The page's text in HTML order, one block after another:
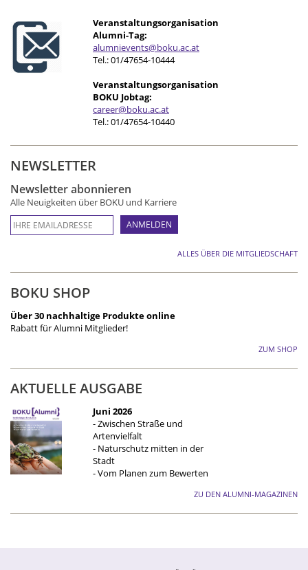
Veranstaltungsorganisation
Alumni-Tag:
alumnievents@boku.ac.at
Tel.: 01/47654-10444
Veranstaltungsorganisation
BOKU Jobtag:
career@boku.ac.at
Tel.: 01/47654-10440
NEWSLETTER
Newsletter abonnieren
Alle Neuigkeiten über BOKU und Karriere
ALLES ÜBER DIE MITGLIEDSCHAFT
BOKU SHOP
Über 30 nachhaltige Produkte online
Rabatt für Alumni Mitglieder!
ZUM SHOP
AKTUELLE AUSGABE
Juni 2026
- Zwischen Straße und
Artenvielfalt
- Naturschutz mitten in der
Stadt
- Vom Planen zum Bewerten
ZU DEN ALUMNI-MAGAZINEN